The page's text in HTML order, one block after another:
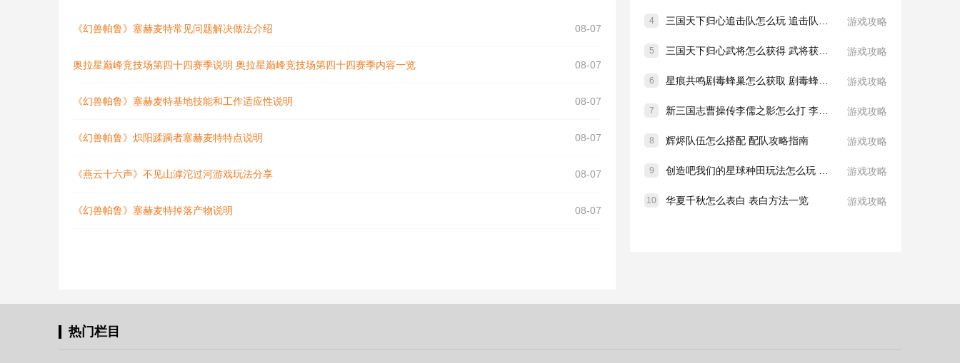
4 游戏攻略
5 游戏攻略
6 游戏攻略
7 游戏攻略
8 辉烬队伍怎么搭配 配队攻略指南 游戏攻略
9 游戏攻略
10 华夏千秋怎么表白 表白方法一览 游戏攻略
《幻兽帕鲁》塞赫麦特常见问题解决做法介绍 08-07
奥拉星巅峰竞技场第四十四赛季说明 奥拉星巅峰竞技场第四十四赛季内容一览 08-07
《幻兽帕鲁》塞赫麦特基地技能和工作适应性说明 08-07
《幻兽帕鲁》炽阳蹂躏者塞赫麦特特点说明 08-07
《燕云十六声》不见山滹沱过河游戏玩法分享 08-07
《幻兽帕鲁》塞赫麦特掉落产物说明 08-07
热门栏目